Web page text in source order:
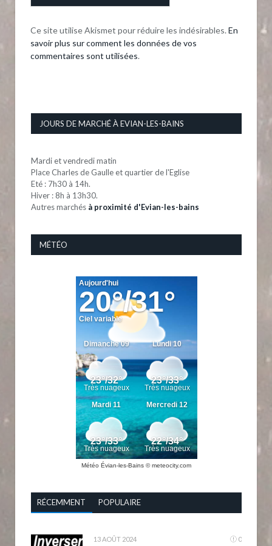
Ce site utilise Akismet pour réduire les indésirables. En
savoir plus sur comment les données de vos
commentaires sont utilisées.
JOURS DE MARCHÉ À EVIAN-LES-BAINS
Mardi et vendredi matin
Place Charles de Gaulle et quartier de l'Eglise
Eté : 7h30 à 14h.
Hiver : 8h à 13h30.
Autres marchés à proximité d'Evian-les-bains
MÉTÉO
Météo Évian-les-Bains © meteocity.com
RÉCEMMENT POPULAIRE
13 AOÛT 2024 0